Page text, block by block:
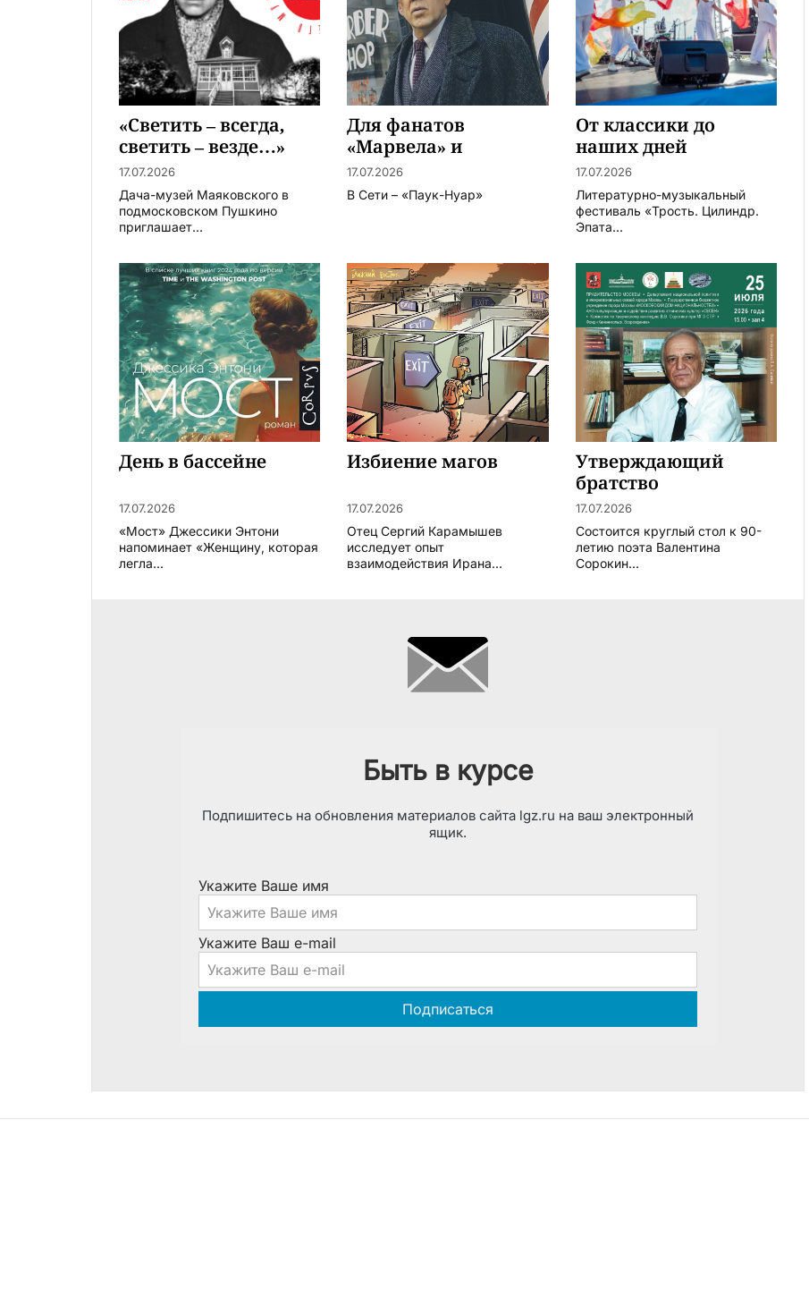
«Светить – всегда,
светить – везде…»
17.07.2026
Дача-музей Маяковского в
подмосковском Пушкино
приглашает...
Для фанатов
«Марвела» и
Николаса Кейджа
17.07.2026
В Сети – «Паук-Нуар»
От классики до
наших дней
17.07.2026
Литературно-музыкальный
фестиваль «Трость. Цилиндр.
Эпата...
День в бассейне
17.07.2026
«Мост» Джессики Энтони
напоминает «Женщину, которая
легла...
Избиение магов
17.07.2026
Отец Сергий Карамышев
исследует опыт
взаимодействия Ирана...
Утверждающий
братство
17.07.2026
Состоится круглый стол к 90-
летию поэта Валентина
Сорокин...
Быть в курсе
Подпишитесь на обновления материалов сайта lgz.ru на ваш электронный
ящик.
Укажите Ваше имя
Укажите Ваш e-mail